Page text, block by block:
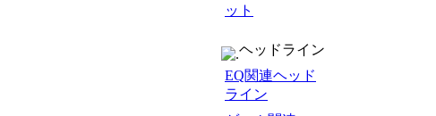
ット
ヘッドライン
EQ関連ヘッド
ライン